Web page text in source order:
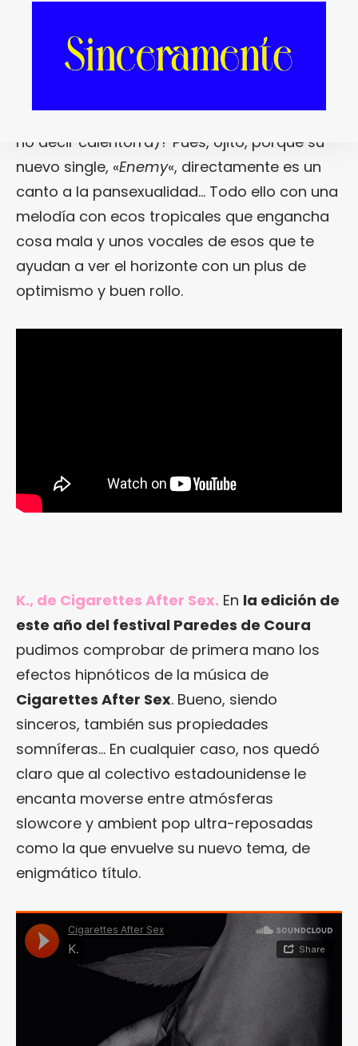
ENEMY, de Bearoid.¿A ti también te ha
emana una sexualidad bastante cálida (por
no decir calentorra)? Pues, ojito, porque su
nuevo single, «Enemy«, directamente es un
canto a la pansexualidad… Todo ello con una
melodía con ecos tropicales que engancha
cosa mala y unos vocales de esos que te
ayudan a ver el horizonte con un plus de
optimismo y buen rollo.
K., de Cigarettes After Sex. En la edición de
este año del festival Paredes de Coura
pudimos comprobar de primera mano los
efectos hipnóticos de la música de
Cigarettes After Sex. Bueno, siendo
sinceros, también sus propiedades
somníferas… En cualquier caso, nos quedó
claro que al colectivo estadounidense le
encanta moverse entre atmósferas
slowcore y ambient pop ultra-reposadas
como la que envuelve su nuevo tema, de
enigmático título.